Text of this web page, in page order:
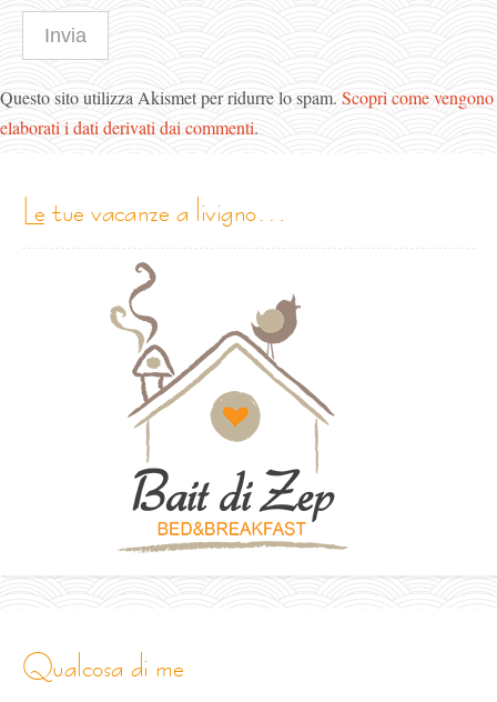
Questo sito utilizza Akismet per ridurre lo spam. Scopri come vengono
elaborati i dati derivati dai commenti.
le tue vacanze a livigno…
qualcosa di me